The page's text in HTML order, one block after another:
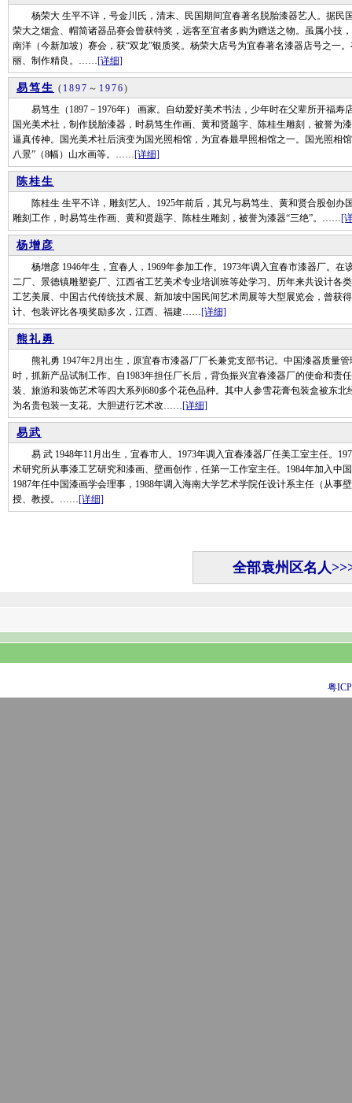
杨荣大 生平不详，号金川氏，清末、民国期间宜春著名脱胎漆器艺人。据民
荣大之烟盒、帽简诸器品赛会曾获特奖，远客至宜者多购为赠送之物。虽属小技
南洋（今新加坡）赛会，获“双龙”银质奖。杨荣大店号为宜春著名漆器店号之一
丽、制作精良。……[详细]
易笃生 ( 1897 ～ 1976)
易笃生（1897－1976年） 画家。自幼爱好美术书法，少年时在父辈所开福寿
国光美术社，制作脱胎漆器，时易笃生作画、黄和贤题字、陈桂生雕刻，被誉为
逼真传神。国光美术社后演变为国光照相馆，为宜春最早照相馆之一。国光照相
八景”（8幅）山水画等。……[详细]
陈桂生
陈桂生 生平不详，雕刻艺人。1925年前后，其兄与易笃生、黄和贤合股创办
雕刻工作，时易笃生作画、黄和贤题字、陈桂生雕刻，被誉为漆器“三绝”。……[
杨增彦
杨增彦 1946年生，宜春人，1969年参加工作。1973年调入宜春市漆器厂。在
二厂、景德镇雕塑瓷厂、江西省工艺美术专业培训班等处学习。历年来共设计各
工艺美展、中国古代传统技术展、新加坡中国民间艺术周展等大型展览会，曾获
计、包装评比各项奖励多次，江西、福建……[详细]
熊礼勇
熊礼勇 1947年2月出生，原宜春市漆器厂厂长兼党支部书记。中国漆器质量管
时，抓新产品试制工作。自1983年担任厂长后，背负振兴宜春漆器厂的使命和责
装、旅游和装饰艺术等四大系列680多个花色品种。其中人参雪花膏包装盒被东
为名贵包装一支花。大胆进行艺术改……[详细]
易武
易 武 1948年11月出生，宜春市人。1973年调入宜春漆器厂任美工室主任。
术研究所从事漆工艺研究和漆画、壁画创作，任第一工作室主任。1984年加入中
1987年任中国漆画学会理事，1988年调入海南大学艺术学院任设计系主任（从事
授、教授。……[详细]
全部袁州区名人
粤